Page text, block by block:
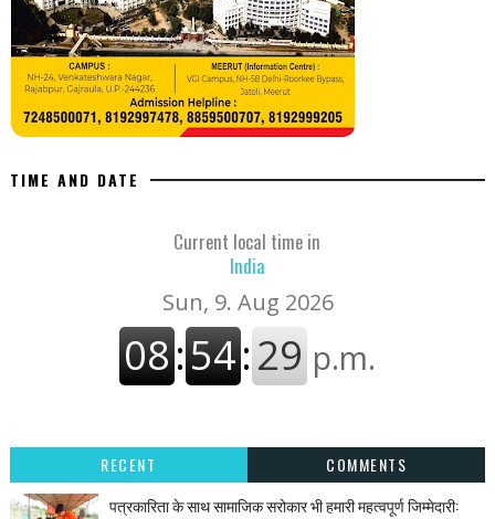
TIME AND DATE
Current local time in
India
RECENT
COMMENTS
पत्रकारिता के साथ सामाजिक सरोकार भी हमारी महत्वपूर्ण जिम्मेदारी: